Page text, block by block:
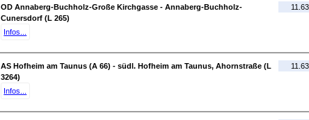
OD Annaberg-Buchholz-Große Kirchgasse - Annaberg-Buchholz-
Cunersdorf (L 265)
Infos...
AS Hofheim am Taunus (A 66) - südl. Hofheim am Taunus, Ahornstraße (L
3264)
Infos...